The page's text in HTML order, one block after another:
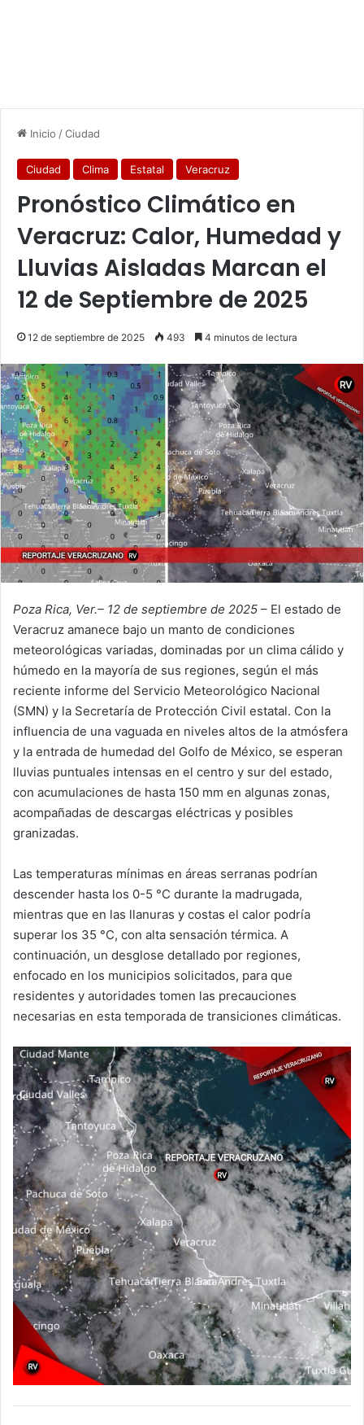
Inicio /Ciudad
Ciudad Clima Estatal Veracruz
Pronóstico Climático en
Veracruz: Calor, Humedad y
Lluvias Aisladas Marcan el
12 de Septiembre de 2025
12 de septiembre de 2025 493 4 minutos de lectura
Poza Rica, Ver.– 12 de septiembre de 2025 – El estado de
Veracruz amanece bajo un manto de condiciones
meteorológicas variadas, dominadas por un clima cálido y
húmedo en la mayoría de sus regiones, según el más
reciente informe del Servicio Meteorológico Nacional
(SMN) y la Secretaría de Protección Civil estatal. Con la
influencia de una vaguada en niveles altos de la atmósfera
y la entrada de humedad del Golfo de México, se esperan
lluvias puntuales intensas en el centro y sur del estado,
con acumulaciones de hasta 150 mm en algunas zonas,
acompañadas de descargas eléctricas y posibles
granizadas.
Las temperaturas mínimas en áreas serranas podrían
descender hasta los 0-5 °C durante la madrugada,
mientras que en las llanuras y costas el calor podría
superar los 35 °C, con alta sensación térmica. A
continuación, un desglose detallado por regiones,
enfocado en los municipios solicitados, para que
residentes y autoridades tomen las precauciones
necesarias en esta temporada de transiciones climáticas.